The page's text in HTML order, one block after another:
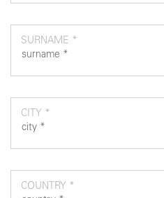
SURNAME *
CITY *
COUNTRY *